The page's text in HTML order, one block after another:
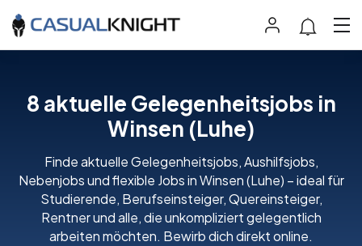
8 aktuelle Gelegenheitsjobs in
Winsen (Luhe)
Finde aktuelle Gelegenheitsjobs, Aushilfsjobs,
Nebenjobs und flexible Jobs in Winsen (Luhe) – ideal für
Studierende, Berufseinsteiger, Quereinsteiger,
Rentner und alle, die unkompliziert gelegentlich
arbeiten möchten. Bewirb dich direkt online.